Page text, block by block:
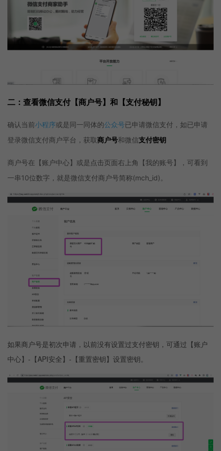
二：查看微信支付【商户号】和【支付秘钥】
确认当前小程序或是同一同体的公众号已申请微信支付，如已申请
登录微信支付商户平台，获取商户号和微信支付密钥
商户号在【账户中心】或是点击页面右上角【我的账号】，可看到
一串10位数字，就是微信支付商户号简称(mch_id)。
如果商户号是初次申请，以前没有设置过支付密钥，可通过【账户
中心】-【API安全】-【重置密钥】设置密钥。